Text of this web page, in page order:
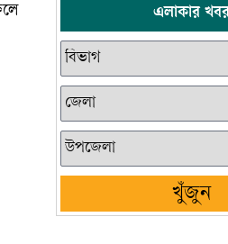
এলাকার
খুঁজুন